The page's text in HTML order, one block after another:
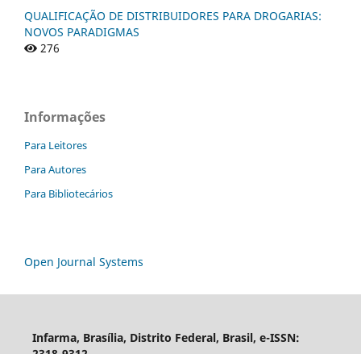
QUALIFICAÇÃO DE DISTRIBUIDORES PARA DROGARIAS:
NOVOS PARADIGMAS
276
Informações
Para Leitores
Para Autores
Para Bibliotecários
Open Journal Systems
Infarma, Brasília, Distrito Federal, Brasil, e-ISSN: